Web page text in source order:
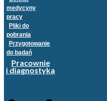
medycyny
pracy
Pliki do
pobrania
Przygotowanie
do badań
Pracownie
i diagnostyka